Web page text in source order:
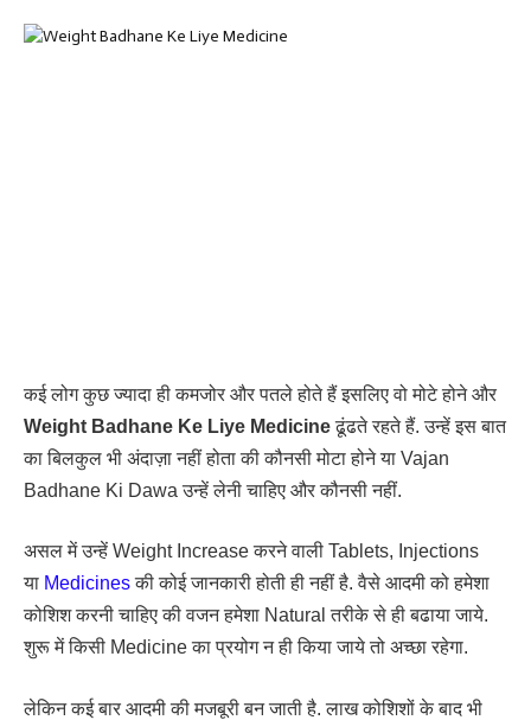
कई लोग कुछ ज्यादा ही कमजोर और पतले होते हैं इसलिए वो मोटे होने और
Weight Badhane Ke Liye Medicineढूंढते रहते हैं. उन्हें इस बात
का बिलकुल भी अंदाज़ा नहीं होता की कौनसी मोटा होने या Vajan
Badhane Ki Dawa उन्हें लेनी चाहिए और कौनसी नहीं.
असल में उन्हें Weight Increase करने वाली Tablets, Injections
या Medicinesकी कोई जानकारी होती ही नहीं है. वैसे आदमी को हमेशा
कोशिश करनी चाहिए की वजन हमेशा Natural तरीके से ही बढाया जाये.
शुरू में किसी Medicine का प्रयोग न ही किया जाये तो अच्छा रहेगा.
लेकिन कई बार आदमी की मजबूरी बन जाती है. लाख कोशिशों के बाद भी